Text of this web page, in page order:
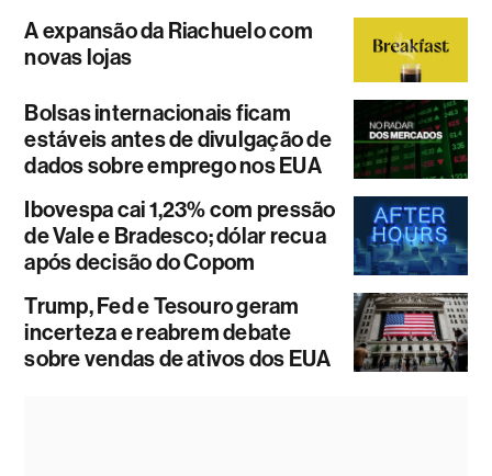
A expansão da Riachuelo com
novas lojas
Bolsas internacionais ficam
estáveis antes de divulgação de
dados sobre emprego nos EUA
Ibovespa cai 1,23% com pressão
de Vale e Bradesco; dólar recua
após decisão do Copom
Trump, Fed e Tesouro geram
incerteza e reabrem debate
sobre vendas de ativos dos EUA